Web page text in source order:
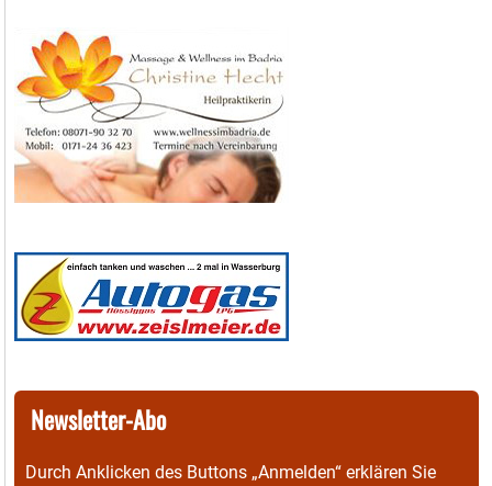
Newsletter-Abo
Durch Anklicken des Buttons „Anmelden“ erklären Sie